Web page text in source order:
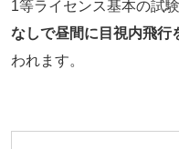
1等ライセンス基本の試
なしで昼間に目視内飛行
われます。